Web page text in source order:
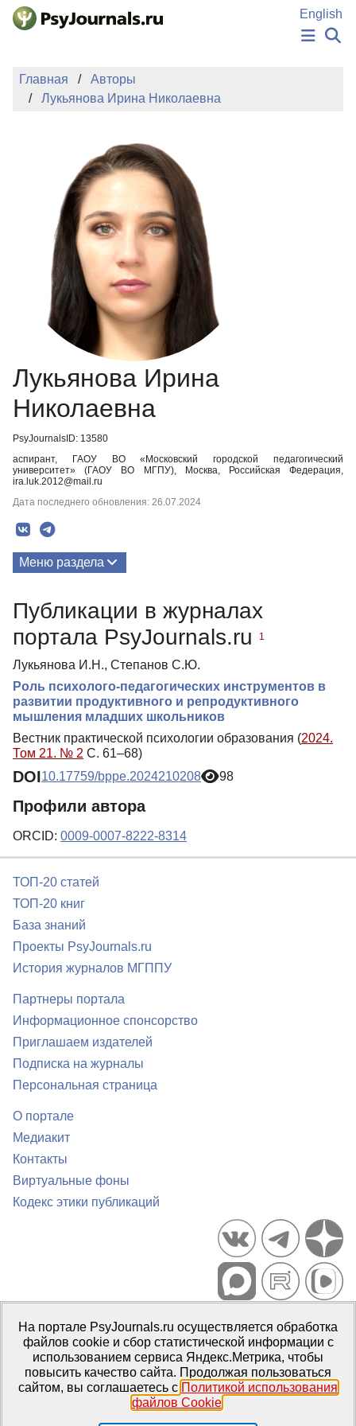
Перейти к основному содержанию
English
ИЗДАНИЯ
БАЗА ЗНАНИЙ
КЛЮЧЕВЫЕ СЛОВА
Регистрация
Главная
Авторы
Лукьянова Ирина Николаевна
Лукьянова Ирина
Николаевна
PsyJournalsID: 13580
аспирант, ГАОУ ВО «Московский городской педагогический
университет» (ГАОУ ВО МГПУ), Москва, Российская Федерация,
ira.luk.2012@mail.ru
Дата последнего обновления: 26.07.2024
Меню раздела
Публикации в журналах
портала PsyJournals.ru
1
Лукьянова И.Н., Степанов С.Ю.
Роль психолого-педагогических инструментов в
развитии продуктивного и репродуктивного
мышления младших школьников
Вестник практической психологии образования (2024.
Том 21. № 2 С. 61–68)
DOI10.17759/bppe.2024210208 98
Профили автора
ORCID: 0009-0007-8222-8314
ТОП-20 статей
ТОП-20 книг
База знаний
Проекты PsyJournals.ru
История журналов МГППУ
Партнеры портала
Информационное спонсорство
Приглашаем издателей
Подписка на журналы
Персональная страница
О портале
Медиакит
Контакты
Виртуальные фоны
Кодекс этики публикаций
Портал психологических изданий PsyJournals.ru, 2007–2026
Правила использования материалов
Свидетельство регистрации СМИЭл № ФС77-66447 от 14 июля
2016 г.
Издатель: ФГБОУ ВО МГППУ
На портале PsyJournals.ru осуществляется обработка
файлов cookie и сбор статистической информации с
использованием сервиса Яндекс.Метрика, чтобы
повысить качество сайта. Продолжая пользоваться
сайтом, вы соглашаетесь с Политикой использования
файлов Cookie.